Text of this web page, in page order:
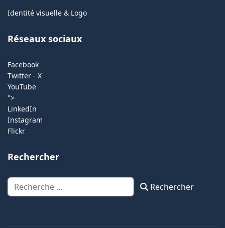
Identité visuelle & Logo
Réseaux sociaux
Facebook
Twitter - X
YouTube
">
LinkedIn
Instagram
Flickr
Rechercher
Rechercher Rechercher